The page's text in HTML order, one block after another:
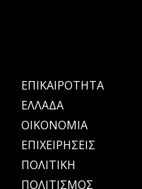
ΕΠΙΚΑΙΡΟΤΗΤΑ
ΕΛΛΑΔΑ
OIKONOMIA
ΕΠΙΧΕΙΡΗΣΕΙΣ
ΠΟΛΙΤΙΚΗ
ΠΟΛΙΤΙΣΜΟΣ